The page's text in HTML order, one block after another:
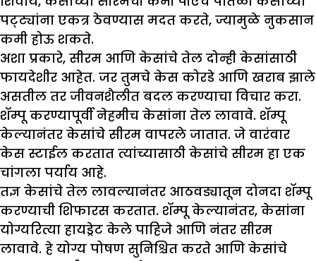
पट्ट्यांना एकत्र ठेवण्यास मदत करते, ज्यामुळे नुकसान
कमी होऊ शकते.
अशा प्रकारे, सीरम आणि केसांचे तेल दोन्ही केसांसाठी
फायदेशीर आहेत. जर तुमचे केस कोरडे आणि खराब झाले
असतील तर जीवनशैलीत बदल करण्याचा विचार करा.
शॅम्पू करण्यापूर्वी नेहमीच केसांना तेल लावावे. शॅम्पू
केल्यानंतर केसांचे सीरम वापरले जातात. जे वारंवार
केस स्टाईल करतात त्यांच्यासाठी केसांचे सीरम हा एक
चांगला पर्याय आहे.
तज्ञ केसांचे तेल लावल्यानंतर आठवड्यातून दोनदा शॅम्पू
करण्याची शिफारस करतात. शॅम्पू केल्यानंतर, केसांना
योग्यरित्या हायड्रेट केले पाहिजे आणि नंतर सीरम
लावावे. हे योग्य पोषण सुनिश्चित करते आणि केसांचे